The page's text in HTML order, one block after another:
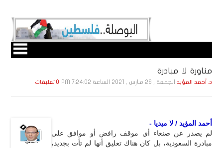
مناورة لا مبادرة
د. أحمد المؤيد الجمعة , 26 مـارس , 2021 الساعة 7:24:02 PM 0 تعليقات
أحمد المؤيد / لا ميديا -
لم يصدر عن صنعاء أي موقف رافض أو موافق على
مبادرة السعودية، بل كان هناك تعليق أنها لم تأت بجديد،